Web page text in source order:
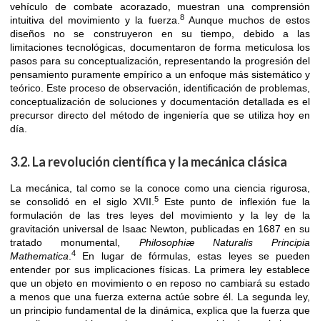
vehículo de combate acorazado, muestran una comprensión
intuitiva del movimiento y la fuerza.8Aunque muchos de estos
diseños no se construyeron en su tiempo, debido a las
limitaciones tecnológicas, documentaron de forma meticulosa los
pasos para su conceptualización, representando la progresión del
pensamiento puramente empírico a un enfoque más sistemático y
teórico. Este proceso de observación, identificación de problemas,
conceptualización de soluciones y documentación detallada es el
precursor directo del método de ingeniería que se utiliza hoy en
día.
3.2. La revolución científica y la mecánica clásica
La mecánica, tal como se la conoce como una ciencia rigurosa,
se consolidó en el siglo XVII.5Este punto de inflexión fue la
formulación de las tres leyes del movimiento y la ley de la
gravitación universal de Isaac Newton, publicadas en 1687 en su
tratado monumental, Philosophiæ Naturalis Principia
Mathematica.4
En lugar de fórmulas, estas leyes se pueden
entender por sus implicaciones físicas. La primera ley establece
que un objeto en movimiento o en reposo no cambiará su estado
a menos que una fuerza externa actúe sobre él. La segunda ley,
un principio fundamental de la dinámica, explica que la fuerza que